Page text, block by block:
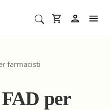
farmacisti
per